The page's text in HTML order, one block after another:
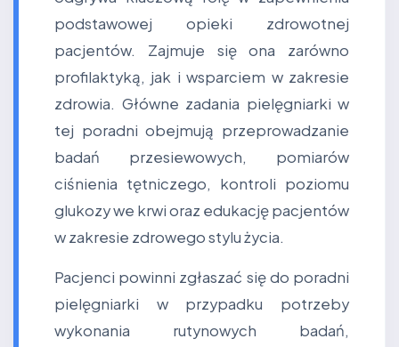
podstawowej opieki zdrowotnej
pacjentów. Zajmuje się ona zarówno
profilaktyką, jak i wsparciem w zakresie
zdrowia. Główne zadania pielęgniarki w
tej poradni obejmują przeprowadzanie
badań przesiewowych, pomiarów
ciśnienia tętniczego, kontroli poziomu
glukozy we krwi oraz edukację pacjentów
w zakresie zdrowego stylu życia.
Pacjenci powinni zgłaszać się do poradni
pielęgniarki w przypadku potrzeby
wykonania rutynowych badań,